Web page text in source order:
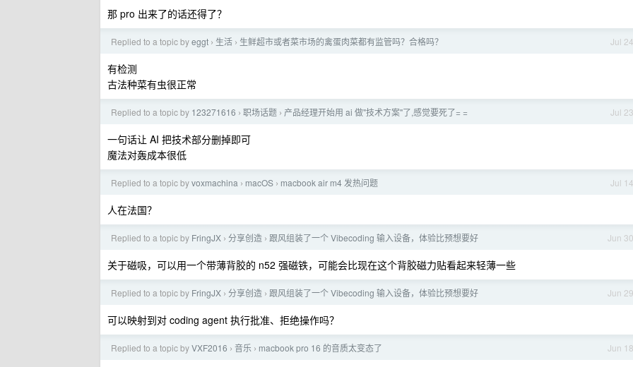
那 pro 出来了的话还得了？
Jul 24
Replied to a topic byeggt › 生活 › 生鲜超市或者菜市场的禽蛋肉菜都有监管吗？合格吗？
有检测
古法种菜有虫很正常
Jul 23
Replied to a topic by 123271616 › 职场话题 › 产品经理开始用 ai 做"技术方案"了,感觉要死了= =
一句话让 AI 把技术部分删掉即可
魔法对轰成本很低
Jul 14
Replied to a topic byvoxmachina › macOS › macbook air m4 发热问题
人在法国？
Jun 30
Replied to a topic by FringJX › 分享创造 › 跟风组装了一个 Vibecoding 输入设备，体验比预想要好
关于磁吸，可以用一个带薄背胶的 n52 强磁铁，可能会比现在这个背胶磁力贴看起来轻薄一些
Jun 29
Replied to a topic by FringJX › 分享创造 › 跟风组装了一个 Vibecoding 输入设备，体验比预想要好
可以映射到对 coding agent 执行批准、拒绝操作吗？
Jun 18
Replied to a topic byVXF2016 › 音乐 › macbook pro 16 的音质太变态了